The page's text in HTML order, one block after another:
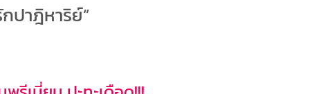
ปาฎิหาริย์”